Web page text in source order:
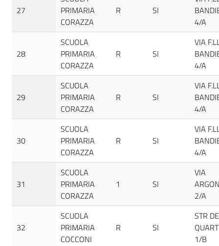
27
PRIMARIA
CORAZZA
R SI
4/A
28
SCUOLA
PRIMARIA
CORAZZA
R SI
VIA
4/A
29
SCUOLA
PRIMARIA
CORAZZA
R SI
VIA
4/A
30
SCUOLA
PRIMARIA
CORAZZA
R SI
VIA
4/A
31
SCUOLA
PRIMARIA
CORAZZA
1 SI
VIA
2/A
32
SCUOLA
PRIMARIA
COCCONI
R SI
STR
1/B